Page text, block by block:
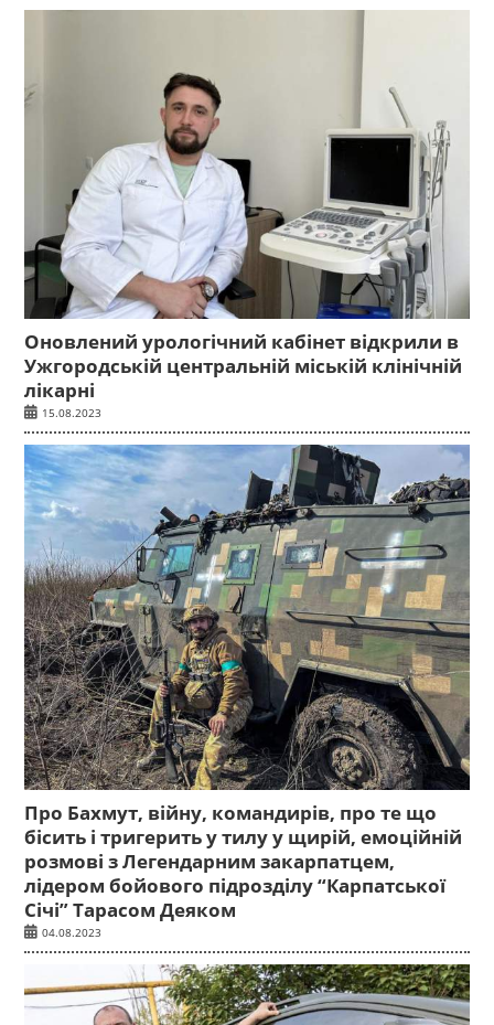
Оновлений урологічний кабінет відкрили в
Ужгородській центральній міській клінічній
лікарні
15.08.2023
Про Бахмут, війну, командирів, про те що
бісить і тригерить у тилу у щирій, емоційній
розмові з Легендарним закарпатцем,
лідером бойового підрозділу “Карпатської
Січі” Тарасом Деяком
04.08.2023